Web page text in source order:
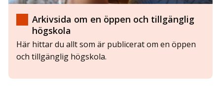
Arkivsida om en öppen och tillgänglig
högskola
Här hittar du allt som är publicerat om en öppen
och tillgänglig högskola.